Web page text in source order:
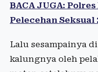
BACA JUGA:
Pelecehan Seksual
Lalu sesampainya
kalungnya oleh